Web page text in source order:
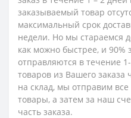
заказываемый товар
максимальный срок
недели. Но мы стараемся
как можно быстрее, и 90%
отправляются в течение
товаров из Вашего заказа
на склад, мы отправим
товары, а затем за наш
часть заказа.